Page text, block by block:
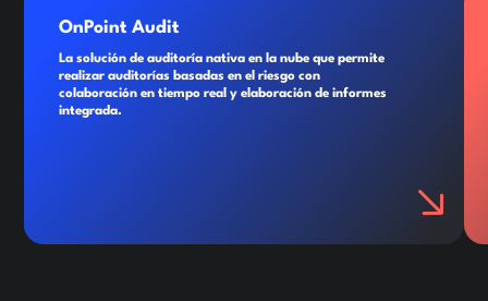
OnPoint Audit
La solución de auditoría nativa en la nube que permite
realizar auditorías basadas en el riesgo con
colaboración en tiempo real y elaboración de informes
integrada.